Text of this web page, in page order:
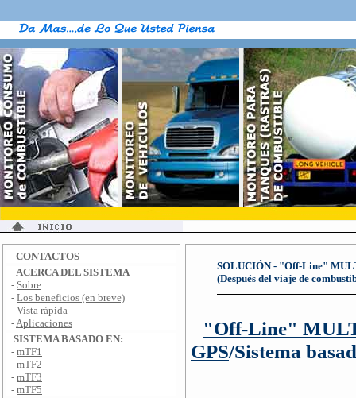
CONTACTOS
ACERCA DEL SISTEMA
- Sobre
- Los beneficios (en breve)
- Vista rápida
-Aplicaciones
SISTEMA BASADO EN:
- mTF1
- mTF2
- mTF3
- mTF5
SOLUCIÓN - "Off-Line"
(Después del viaje de
"Off-Line"
GPS/Sistema